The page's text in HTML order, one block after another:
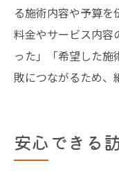
る施術内容や予算を
料金やサービス内容
った」「希望した
敗につながるため、
安心できる